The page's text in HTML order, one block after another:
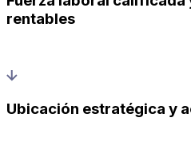
rentables
Ubicación estratégica y